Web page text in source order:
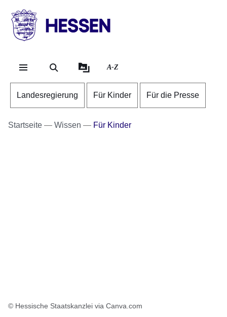
HESSEN
Landesregierung
A-Z
Landesregierung Für Kinder Für die Presse
Startseite Wissen Für Kinder
© Hessische Staatskanzlei via Canva.com